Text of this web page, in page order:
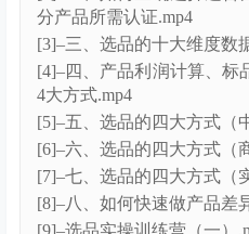
解析.mp4
[2]–二、亚马逊广告底层逻
白的道理).mp4
[3]–三、亚马逊广告的九大
因素（上）.mp4
[4]–四、了解PPC展现排
（上）.mp4
[5]–五、广告类型（下）&
[6]–六、不同广告策略的目的